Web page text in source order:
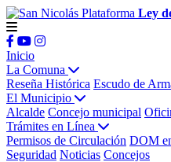
Plataforma Ley
Inicio
La Comuna
Reseña Histórica Escudo de
El Municipio
Alcalde Concejo municipal
Trámites en Línea
Permisos de Circulación DOM
Seguridad Noticias Concejos